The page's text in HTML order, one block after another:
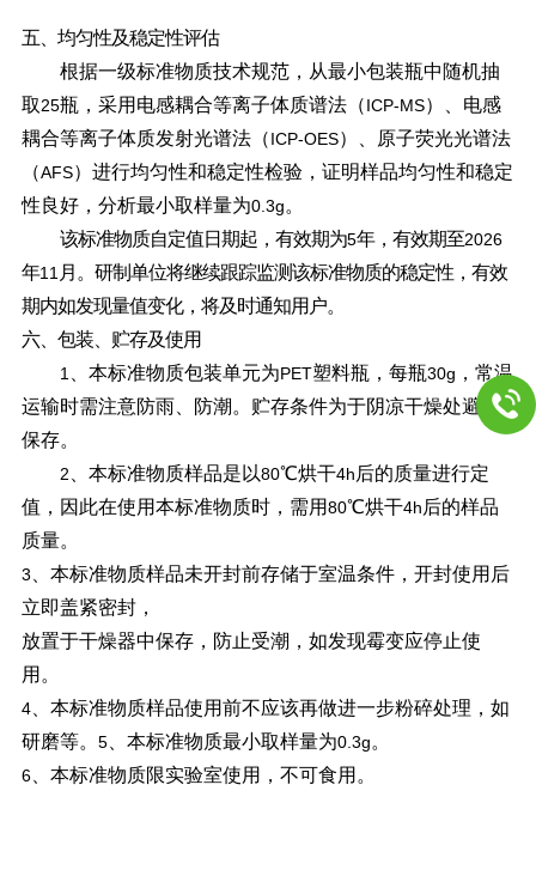
五、均匀性及稳定性评估
根据一级标准物质技术规范，从最小包装瓶中随机抽
取25瓶，采用电感耦合等离子体质谱法（ICP-MS）、电感
耦合等离子体质发射光谱法（ICP-OES）、原子荧光光谱法
（AFS）进行均匀性和稳定性检验，证明样品均匀性和稳定
性良好，分析最小取样量为0.3g。
该标准物质自定值日期起，有效期为5年，有效期至2026
年11 月。研制单位将继续跟踪监测该标准物质的稳定性，有效
期内如发现量值变化，将及时通知用户。
六、包装、贮存及使用
1 、本标准物质包装单元为PET塑料瓶，每瓶30g ，常温
运输时需注意防雨、防潮。贮存条件为于阴凉干燥处避光
保存。
2 、本标准物质样品是以80℃烘干4h后的质量进行定
值，因此在使用本标准物质时，需用80℃烘干4h后的样品
质量。
3 、本标准物质样品未开封前存储于室温条件，开封使用后
立即盖紧密封，
放置于干燥器中保存，防止受潮，如发现霉变应停止使
用。
4、本标准物质样品使用前不应该再做进一步粉碎处理，如
研磨等。 5、本标准物质最小取样量为0.3g。
6、本标准物质限实验室使用，不可食用。